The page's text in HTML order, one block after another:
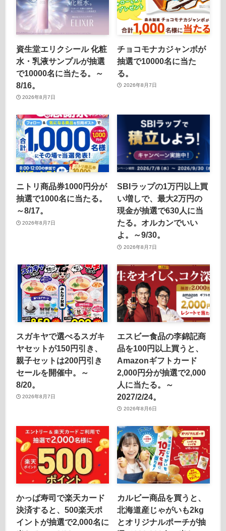
資生堂エリクシール 化粧
水・乳液サンプルが抽選
で10000名に当たる。～
8/16。
2026年8月7日
チョコモナカジャンボが
抽選で10000名に当た
る。
2026年8月7日
ニトリ商品券1000円分が
抽選で1000名に当たる。
～8/17。
2026年8月7日
SBIラップの1万円以上買
い増しで、最大2万円の
現金が抽選で630人に当
たる。オルカンでいい
よ。～9/30。
2026年8月7日
スガキヤで選べるスガキ
ヤセットが150円引き、
親子セットは200円引き
セールを開催中。～
8/20。
2026年8月7日
エスビー食品の李錦記商
品を100円以上買うと、
Amazonギフトカード
2,000円分が抽選で2,000
人に当たる。～
2027/2/24。
2026年8月6日
かっぱ寿司で楽天カード
決済すると、500楽天ポ
イントが抽選で2,000名に
カルビー商品を買うと、
北海道産じゃがいも2kg
とオリジナルポーチが抽